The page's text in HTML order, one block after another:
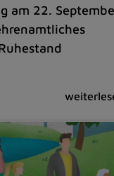
am 22.